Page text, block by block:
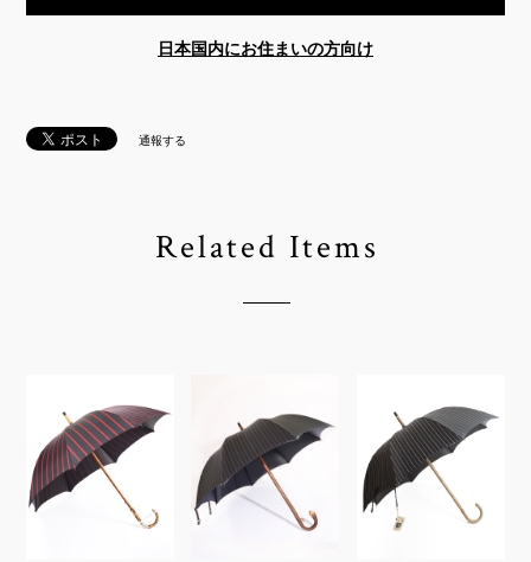
日本国内にお住まいの方向け
通報する
Related Items